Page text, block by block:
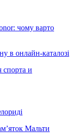
чому варто
в онлайн-каталозі
и
Мальти